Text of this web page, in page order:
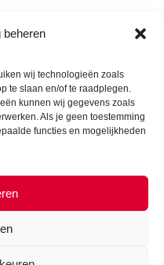
beheren
wij technologieën zoals
te slaan en/of te raadplegen.
kunnen wij gegevens zoals
Als je geen toestemming
functies en mogelijkheden